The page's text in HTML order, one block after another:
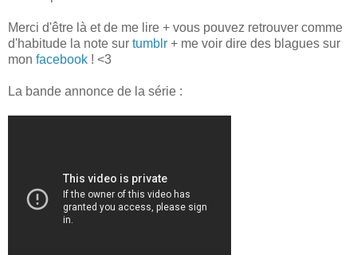
Merci d'être là et de me lire + vous pouvez retrouver comme
d'habitude la note sur tumblr + me voir dire des blagues sur
mon facebook ! <3
La bande annonce de la série :